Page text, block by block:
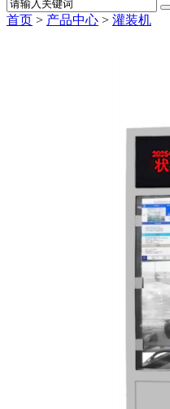
首页 > 产品中心 > 灌装机